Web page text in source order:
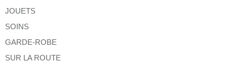
JOUETS
SOINS
GARDE-ROBE
SUR LA ROUTE